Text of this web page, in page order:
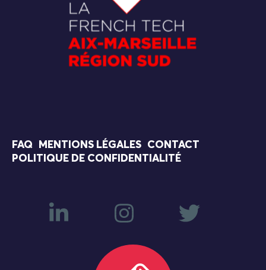
FAQ MENTIONS LÉGALES
CONTACT
POLITIQUE DE CONFIDENTIALITÉ